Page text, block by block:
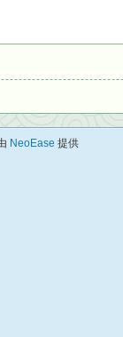
NeoEase 提供